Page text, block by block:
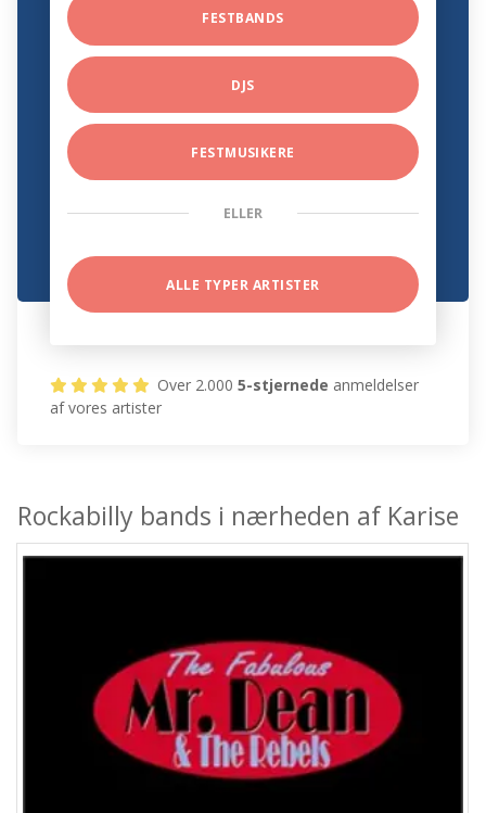
FESTBANDS
DJS
FESTMUSIKERE
ELLER
ALLE TYPER ARTISTER
Over 2.0005-stjernede anmeldelser
af vores artister
Rockabilly bands i nærheden af Karise